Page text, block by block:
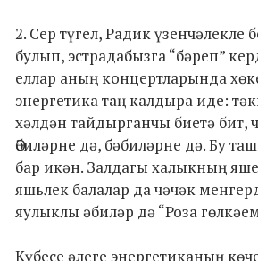
2. Сер түгел, Радик үзенчәлекле
булып, эстрадабызга “бәреп”
еллар аның концертларында
энергетика таң калдыра иде:
хәлдән тайдырганчы биетә бит,
Әбиләрне дә, бәбиләрне дә. Бу
бар икән. Залдагы халыкның
яшьлек балалар да чәчәк
яулыклы әбиләр дә “Роза
Күбесе әлеге энергетиканың